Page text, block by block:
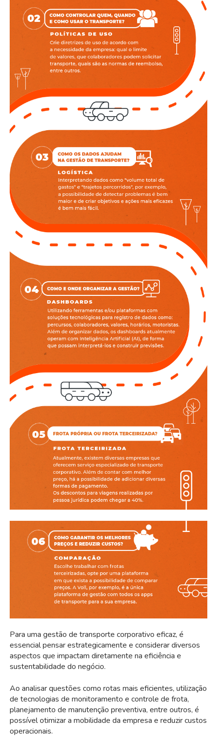
Para uma gestão de transporte corporativo eficaz, é
essencial pensar estrategicamente e considerar diversos
aspectos que impactam diretamente na eficiência e
sustentabilidade do negócio.
Ao analisar questões como rotas mais eficientes, utilização
de tecnologias de monitoramento e controle de frota,
planejamento de manutenção preventiva, entre outros, é
possível otimizar a mobilidade da empresa e reduzir custos
operacionais.